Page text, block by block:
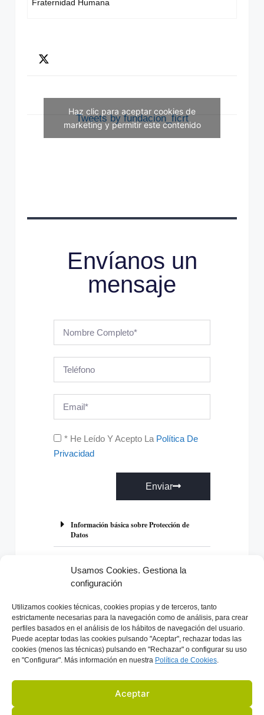
Usamos Cookies. Gestiona la
configuración
Utilizamos cookies técnicas, cookies propias y de terceros, tanto
estrictamente necesarias para la navegación como de análisis, para crear
perfiles basados en el análisis de los hábitos de navegación del usuario.
Puede aceptar todas las cookies pulsando "Aceptar", rechazar todas las
cookies (menos las técnicas) pulsando en "Rechazar" o configurar su uso
en "Configurar". Más información en nuestra Política de Cookies.
Aceptar
Fraternidad Humana
Tweets by fundacion_ficrt
Haz clic para aceptar cookies de
marketing y permitir este contenido
Envíanos un
mensaje
* He Leído Y Acepto La Política De
Privacidad
Enviar
t
i
v
e
Información básica sobre Protección de
Datos
Previo Próximo